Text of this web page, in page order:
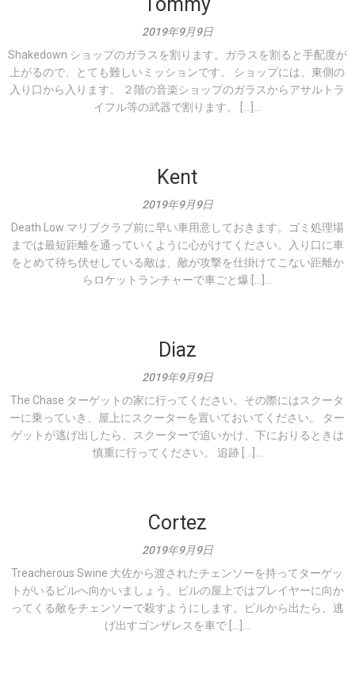
2019年9月9日
Shakedown ショップのガラスを割ります。ガラスを割ると手配度が
上がるので、とても難しいミッションです。 ショップには、東側の
入り口から入ります。 ２階の音楽ショップのガラスからアサルトラ
イフル等の武器で割ります。 […]...
Kent
2019年9月9日
Death Low マリブクラブ前に早い車用意しておきます。ゴミ処理場
までは最短距離を通っていくように心がけてください。入り口に車
をとめて待ち伏せしている敵は、敵が攻撃を仕掛けてこない距離か
らロケットランチャーで車ごと爆 […]...
Diaz
2019年9月9日
The Chase ターゲットの家に行ってください。その際にはスクータ
ーに乗っていき、屋上にスクーターを置いておいてください。 ター
ゲットが逃げ出したら、スクーターで追いかけ、下におりるときは
慎重に行ってください。 追跡 […]...
Cortez
2019年9月9日
Treacherous Swine 大佐から渡されたチェンソーを持ってターゲッ
トがいるビルへ向かいましょう。ビルの屋上ではプレイヤーに向か
ってくる敵をチェンソーで殺すようにします。ビルから出たら、逃
げ出すゴンザレスを車で […]...